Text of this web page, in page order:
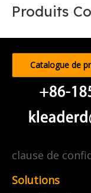
Produits
Catalogue de
clause de
Solutions